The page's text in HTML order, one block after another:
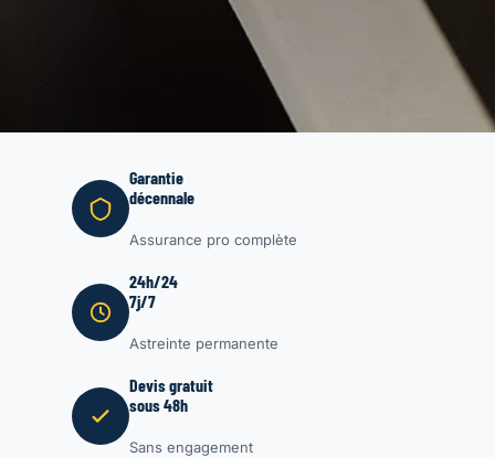
Garantie
décennale
Assurance pro complète
24h/24
7j/7
Astreinte permanente
Devis gratuit
sous 48h
Sans engagement